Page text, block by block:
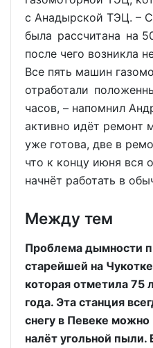
с Анадырской ТЭЦ. –
была рассчитана на
после чего возникла
Все пять машин
отработали
часов, – напомнил
активно идёт ремонт
уже готова, две в
что к концу июня вся
начнёт работать в
Между тем
Проблема дымности
старейшей на
которая отметила 75
года. Эта станция
снегу в Певеке
налёт угольной